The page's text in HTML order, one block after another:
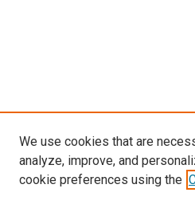
We use cookies that are
analyze, improve, and
cookie preferences using the